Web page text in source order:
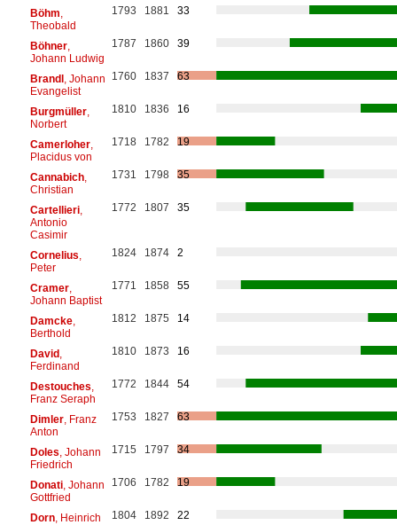
Böhm
Theobald
1793 1881 33
Böhner,
Johann Ludwig
1787 1860 39
Brandl, Johann
Evangelist
1760 1837 63
Burgmüller,
Norbert
1810 1836 16
Camerloher,
Placidus von
1718 1782 19
Cannabich,
Christian
1731 1798 35
Cartellieri,
Antonio
Casimir
1772 1807 35
Cornelius
Peter
1824 1874 2
Cramer,
Johann Baptist
1771 1858 55
Damcke,
Berthold
1812 1875 14
David,
Ferdinand
1810 1873 16
Destouches
Franz Seraph
1772 1844 54
Dimler, Franz
Anton
1753 1827 63
Doles , Johann
Friedrich
1715 1797 34
Donati, Johann
Gottfried
1706 1782 19
Dorn, Heinrich 1804 1892
22